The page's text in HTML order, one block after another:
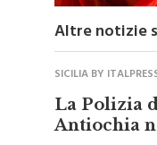
Altre notizie
La Polizia
Antiochia